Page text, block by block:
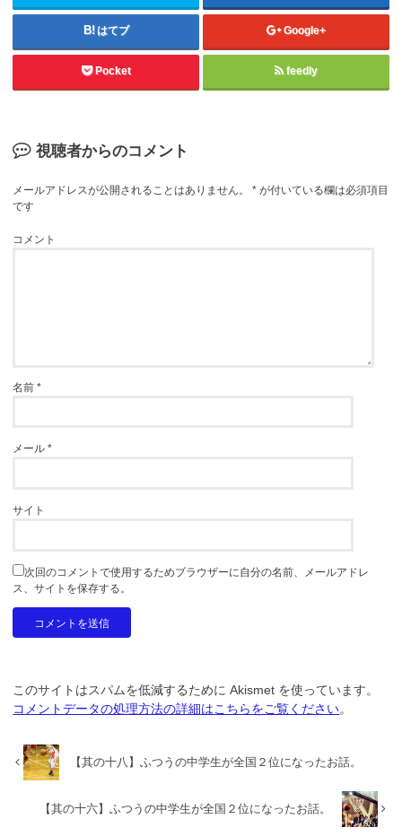
はてブ Google+
Pocket feedly
視聴者からのコメント
メールアドレスが公開されることはありません。 * が付いている欄は必須項目
です
コメント
名前*
メール*
サイト
次回のコメントで使用するためブラウザーに自分の名前、メールアドレ
ス、サイトを保存する。
このサイトはスパムを低減するために Akismet を使っています。
コメントデータの処理方法の詳細はこちらをご覧ください。
【其の十八】ふつうの中学生が全国２位になったお話。
【其の十六】ふつうの中学生が全国２位になったお話。